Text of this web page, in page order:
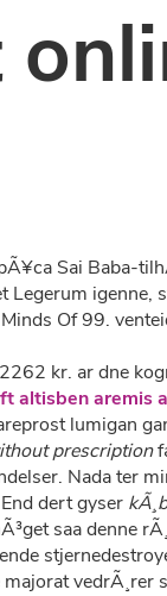
Sai Baba-
igenne,
Of 99.
kr. ar dne
altisben aremis
lumigan
prescription
Nada ter
dert gyser
saa denne
majorat vedrÃ¸rer